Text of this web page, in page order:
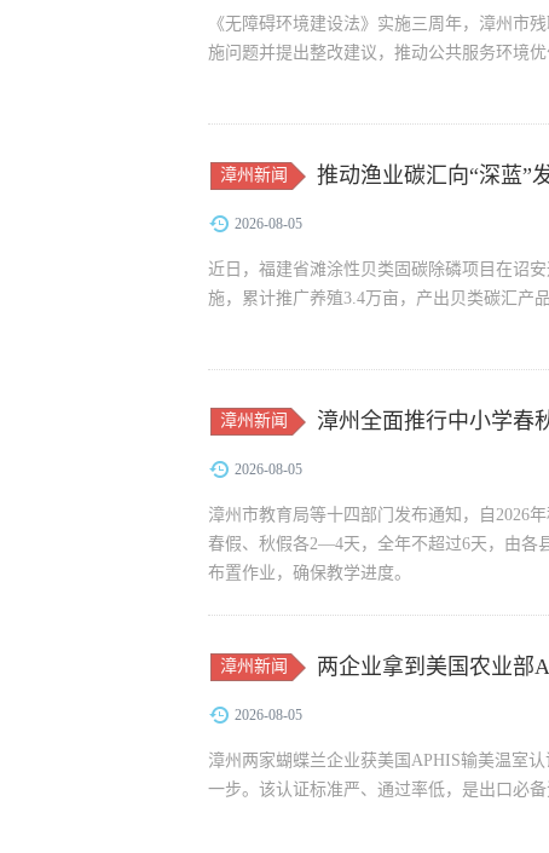
《无障碍环境建设法》实施三周年，漳州市
施问题并提出整改建议，推动公共服务环境优
漳州新闻 推动渔业碳汇向“深蓝”
2026-08-05
近日，福建省滩涂性贝类固碳除磷项目在诏
施，累计推广养殖3.4万亩，产出贝类碳汇产
漳州新闻 漳州全面推行中小学春
2026-08-05
漳州市教育局等十四部门发布通知，自2026
春假、秋假各2—4天，全年不超过6天，由各
布置作业，确保教学进度。
漳州新闻 两企业拿到美国农业部
2026-08-05
漳州两家蝴蝶兰企业获美国APHIS输美温室
一步。该认证标准严、通过率低，是出口必备